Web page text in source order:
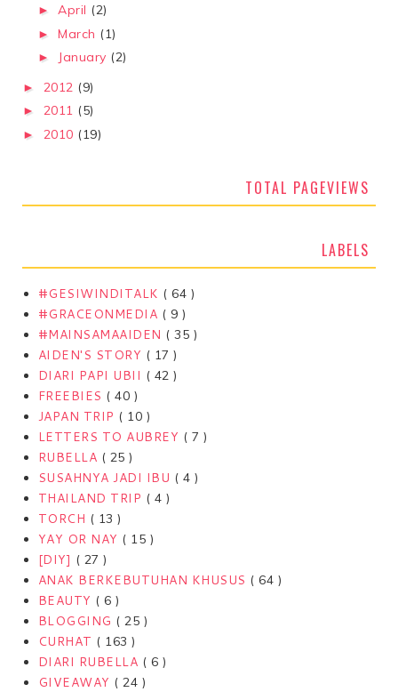
►April (2)
►March (1)
► January (2)
► 2012 (9)
► 2011 (5)
► 2010 (19)
TOTAL PAGEVIEWS
LABELS
#GESIWINDITALK ( 64 )
#GRACEONMEDIA ( 9 )
#MAINSAMAAIDEN ( 35 )
AIDEN'S STORY ( 17 )
DIARI PAPI UBII ( 42 )
FREEBIES ( 40 )
JAPAN TRIP ( 10 )
LETTERS TO AUBREY ( 7 )
RUBELLA ( 25 )
SUSAHNYA JADI IBU ( 4 )
THAILAND TRIP ( 4 )
TORCH ( 13 )
YAY OR NAY ( 15 )
[DIY] ( 27 )
ANAK BERKEBUTUHAN KHUSUS ( 64 )
BEAUTY ( 6 )
BLOGGING ( 25 )
CURHAT ( 163 )
DIARI RUBELLA ( 6 )
GIVEAWAY ( 24 )